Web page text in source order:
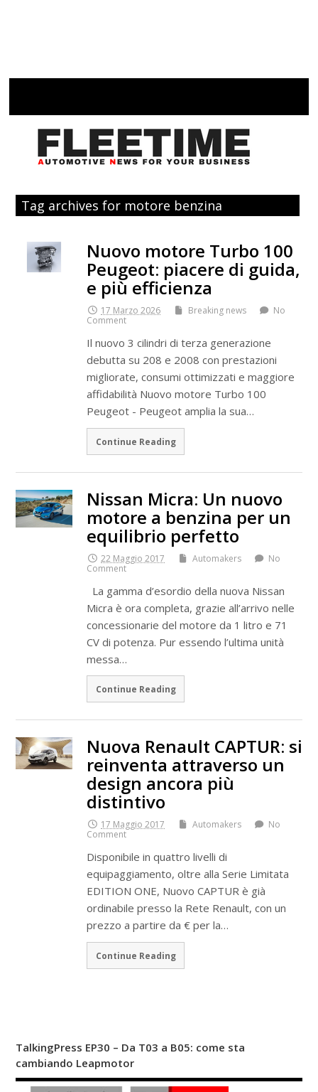
Tag archives for motore benzina
Nuovo motore Turbo 100
Peugeot: piacere di guida,
e più efficienza
17 Marzo 2026 Breaking news
No
Comment
Il nuovo 3 cilindri di terza generazione
debutta su 208 e 2008 con prestazioni
migliorate, consumi ottimizzati e maggiore
affidabilità Nuovo motore Turbo 100
Peugeot - Peugeot amplia la sua…
Continue Reading
Nissan Micra: Un nuovo
motore a benzina per un
equilibrio perfetto
22 Maggio 2017 Automakers
No
Comment
La gamma d’esordio della nuova Nissan
Micra è ora completa, grazie all’arrivo nelle
concessionarie del motore da 1 litro e 71
CV di potenza. Pur essendo l’ultima unità
messa…
Continue Reading
Nuova Renault CAPTUR: si
reinventa attraverso un
design ancora più
distintivo
17 Maggio 2017 Automakers
No
Comment
Disponibile in quattro livelli di
equipaggiamento, oltre alla Serie Limitata
EDITION ONE, Nuovo CAPTUR è già
ordinabile presso la Rete Renault, con un
prezzo a partire da € per la…
Continue Reading
TalkingPress EP30 – Da T03 a B05: come sta
cambiando Leapmotor